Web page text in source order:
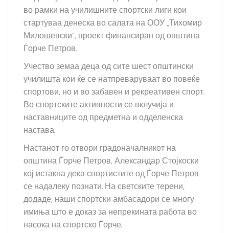
во рамки на училишните спортски лиги кои
стартуваа денеска во салата на ООУ „Тихомир
Милошевски“, проект финансиран од општина
Ѓорче Петров.
Учество земаа деца од сите шест општински
училишта кои ќе се натпреваруваат во повеќе
спортови, но и во забавен и рекреативен спорт.
Во спортските активности се вклучија и
наставниците од предметна и одделенска
настава.
Настанот го отвори градоначалникот на
општина Ѓорче Петров, Александар Стојкоски
кој истакна дека спортистите од Ѓорче Петров
се надалеку познати. На светските терени,
додаде, наши спортски амбасадори се многу
имиња што е доказ за непрекината работа во
насока на спортско Ѓорче.